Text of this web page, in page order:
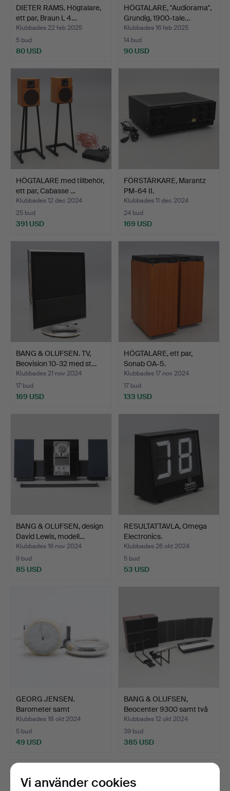
DIETER RAMS. Högtalare,
ett par, Braun L 4…
Klubbades 22 feb 2025
5 bud
80 USD
HÖGTALARE, "Audiorama",
Grundig, 1900-tale…
Klubbades 16 feb 2025
14 bud
90 USD
HÖGTALARE med tillbehör,
ett par, Cabasse …
Klubbades 12 dec 2024
25 bud
391 USD
FÖRSTÄRKARE, Marantz
PM-64 II.
Klubbades 11 dec 2024
24 bud
169 USD
BANG & OLUFSEN. TV,
Beovision 10-32 med st…
Klubbades 21 nov 2024
17 bud
169 USD
HÖGTALARE, ett par,
Sonab OA-5.
Klubbades 17 nov 2024
17 bud
133 USD
BANG & OLUFSEN, design
David Lewis, modell…
Klubbades 16 nov 2024
9 bud
85 USD
RESULTATTAVLA, Omega
Electronics.
Klubbades 26 okt 2024
5 bud
53 USD
GEORG JENSEN.
Barometer samt
termometer.
Klubbades 18 okt 2024
5 bud
49 USD
BANG & OLUFSEN,
Beocenter 9300 samt två
pa…
Klubbades 12 okt 2024
39 bud
385 USD
Vi använder cookies